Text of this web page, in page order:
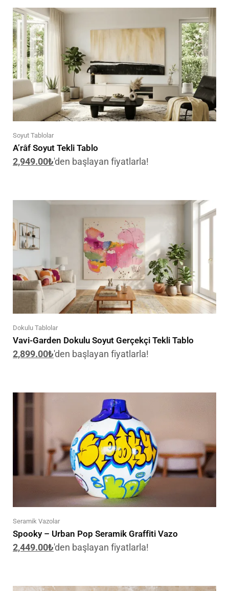
Soyut Tablolar
A’râf Soyut Tekli Tablo
2,949.00₺'den başlayan fiyatlarla!
Dokulu Tablolar
Vavi-Garden Dokulu Soyut Gerçekçi Tekli Tablo
2,899.00₺'den başlayan fiyatlarla!
Seramik Vazolar
Spooky – Urban Pop Seramik Graffiti Vazo
2,449.00₺'den başlayan fiyatlarla!